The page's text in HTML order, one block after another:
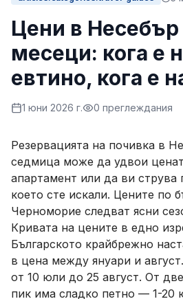
Цени в Несебър
месеци: кога е
евтино, кога е
1 юни 2026 г. 0 преглеждания
Резервацията на почивка в
седмица може да удвои
апартамент или да ви струва
което сте искали. Цените по
Черноморие следват ясни
Кривата на цените в едно
Българското крайбрежно
в цена между януари и
от 10 юли до 25 август. От
пик има сладко петно — 1-20